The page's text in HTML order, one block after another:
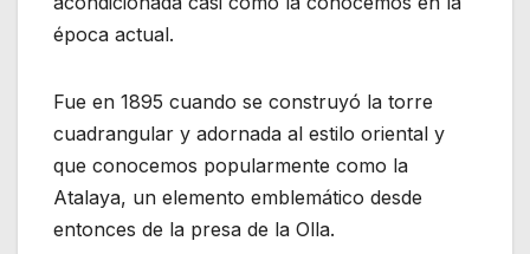
época actual.
Fue en 1895 cuando se construyó la torre
cuadrangular y adornada al estilo oriental y
que conocemos popularmente como la
Atalaya, un elemento emblemático desde
entonces de la presa de la Olla.